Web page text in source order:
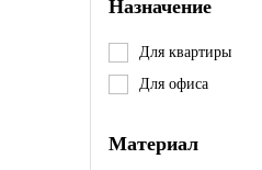
Назначение
Для квартиры
Для офиса
Материал